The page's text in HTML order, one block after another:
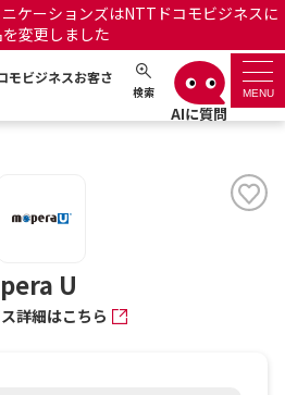
ケーションズはNTTドコモビジネスに
変更しました
モビジネスお客さ
検索 MENU
客さまサポート 日本語 English
サポートサイトの使い方
U
詳細はこちら